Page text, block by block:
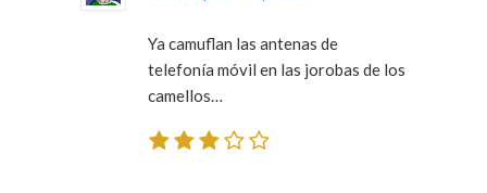
Ya camuflan las antenas de
telefonía móvil en las jorobas de los
camellos…